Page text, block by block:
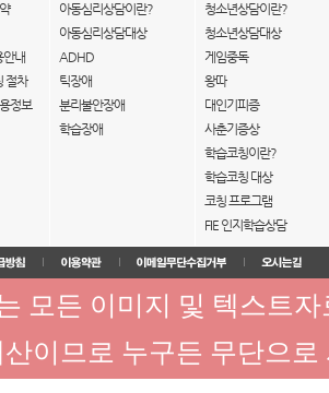
안내
절차
정보
아동심리상담이란?
아동심리상담대상
ADHD
틱장애
분리불안장애
학습장애
청소년상담이란?
청소년상담대상
게임중독
왕따
대인기피증
사춘기증상
학습코칭이란?
학습코칭 대상
코칭 프로그램
FIE 인지학습상담
모든 이미지 및 텍스트
이므로 누구든 무단으